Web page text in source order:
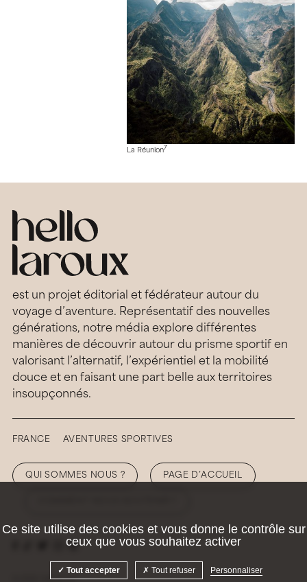
La Réunion7
est un projet éditorial et fédérateur autour du
voyage d’aventure. Représentatif des nouvelles
générations, notre média explore différentes
manières de découvrir autour du prisme sportif en
valorisant l’alternatif, l’expérientiel et la mobilité
douce et en faisant une part belle aux territoires
insoupçonnés.
FRANCE AVENTURES SPORTIVES
QUI SOMMES NOUS ? PAGE D’ACCUEIL
© 2026 Hellolaroux
Ce site utilise des cookies et vous donne le contrôle sur
ceux que vous souhaitez activer
Tout accepter Tout refuser Personnaliser